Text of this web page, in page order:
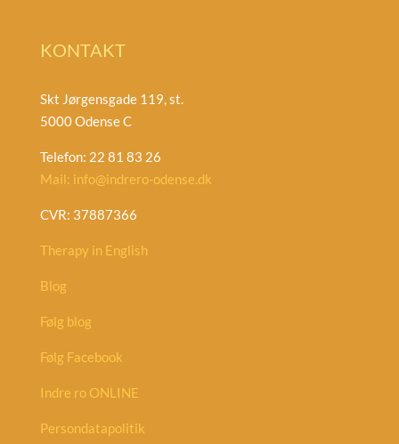
KONTAKT
Skt Jørgensgade 119, st.
5000 Odense C
Telefon: 22 81 83 26
Mail: info@indrero-odense.dk
CVR: 37887366
Therapy in English
Blog
Følg blog
Følg Facebook
Indre ro ONLINE
Persondatapolitik